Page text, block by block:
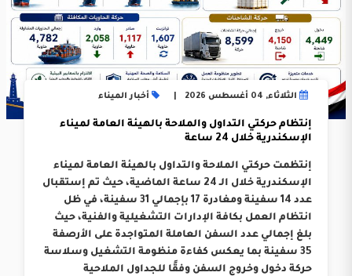
الثلاثاء, 04 أغسطس 2026 أخبار الميناء
إنتظام حركتي التداول والملاحة بالهيئة العامة لميناء
الإسكندرية خلال 24 ساعة
إنتظمت حركتي الملاحة والتداول بالهيئة العامة لميناء
الإسكندرية خلال الـ 24 ساعة الماضية، حيث تم إستقبال
عدد 14 سفينة ومغادرة 17 بإجمالي 31 سفينة، في ظل
انتظام العمل بكافة الإدارات التشغيلية والفنية، حيث
بلغ إجمالي عدد السفن العاملة المتواجدة على الأرصفة
35 سفينة بما يعكس كفاءة منظومة التشغيل وسلاسة
حركة دخول وخروج السفن وفقًا للجداول الملاحية